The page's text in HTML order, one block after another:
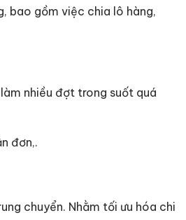
bao gồm việc chia lô hàng,
nhiều đợt trong suốt quá
đơn,.
chuyển. Nhằm tối ưu hóa chi